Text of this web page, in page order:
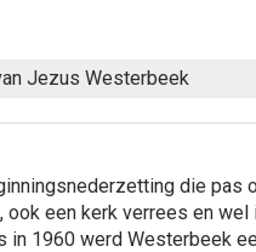
Jezus Westerbeek
die pas
een kerk verrees en
in 1960 werd Westerbeek